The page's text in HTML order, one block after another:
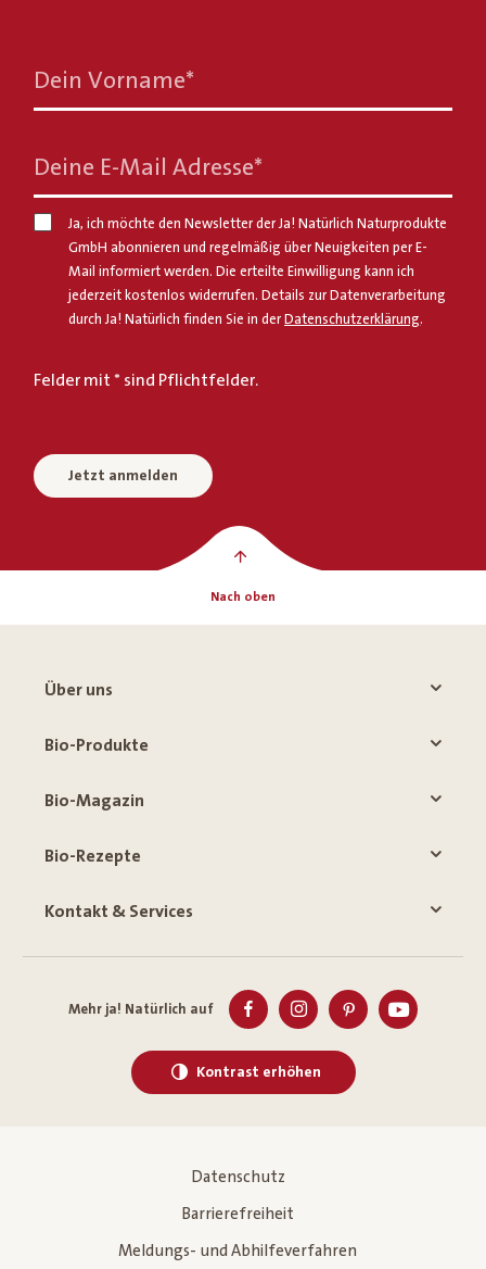
Dein Vorname*
Deine E-Mail Adresse*
Ja, ich möchte den Newsletter der Ja! Natürlich Naturprodukte
GmbH abonnieren und regelmäßig über Neuigkeiten per E-
Mail informiert werden. Die erteilte Einwilligung kann ich
jederzeit kostenlos widerrufen. Details zur Datenverarbeitung
durch Ja! Natürlich finden Sie in der Datenschutzerklärung.
Felder mit * sind Pflichtfelder.
Jetzt anmelden
Nach oben
Über uns
Bio-Produkte
Bio-Magazin
Bio-Rezepte
Kontakt & Services
Mehr ja! Natürlich auf
Kontrast erhöhen
Datenschutz
Barrierefreiheit
Meldungs- und Abhilfeverfahren